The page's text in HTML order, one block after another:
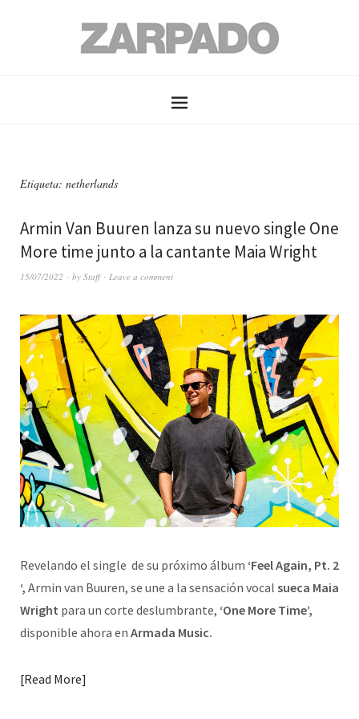
Etiqueta: netherlands
Armin Van Buuren lanza su nuevo single One
More time junto a la cantante Maia Wright
15/07/2022 by Staff Leave a comment
Revelando el single de su próximo álbum ‘Feel Again, Pt. 2
‘, Armin van Buuren, se une a la sensación vocal sueca Maia
Wright para un corte deslumbrante, ‘One More Time’,
disponible ahora en Armada Music.
Read More